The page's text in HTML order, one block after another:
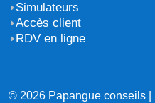
Simulateurs
Accès client
RDV en ligne
© 2026 Papangue conseils |